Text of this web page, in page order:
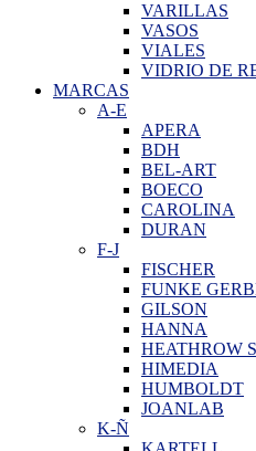
VARILLAS
VASOS
VIALES
VIDRIO DE
MARCAS
A-E
APERA
BDH
BEL-ART
BOECO
CAROLINA
DURAN
F-J
FISCHER
FUNKE
GILSON
HANNA
HEATHROW
HIMEDIA
HUMBOLDT
JOANLAB
K-Ñ